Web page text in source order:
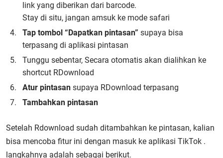
link yang diberikan dari barcode.
Stay di situ, jangan amsuk ke mode safari
Tap tombol “Dapatkan pintasan” supaya bisa
terpasang di aplikasi pintasan
Tunggu sebentar, Secara otomatis akan dialihkan ke
shortcut RDownload
Atur pintasan supaya RDownload terpasang
Tambahkan pintasan
Setelah Rdownload sudah ditambahkan ke pintasan, kalian
bisa mencoba fitur ini dengan masuk ke aplikasi TikTok .
langkahnya adalah sebagai berikut.